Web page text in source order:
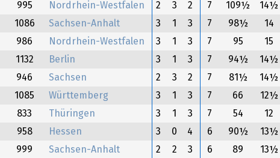
995 Nordrhein-Westfalen 2 3 2 7 109½
14½
1086 Sachsen-Anhalt 3 1 3 7 98½
14
986 Nordrhein-Westfalen 3 1 3 7 95
15
1132 Berlin 3 1 3 7 94½
14½
946 Sachsen 2 3 2 7 81½
14½
1085 Württemberg 3 1 3 7 66
12½
833 Thüringen 3 1 3 7 54
12
958 Hessen 3 0 4 6 90½
13½
999 Sachsen-Anhalt 2 2 3 6 89
13½